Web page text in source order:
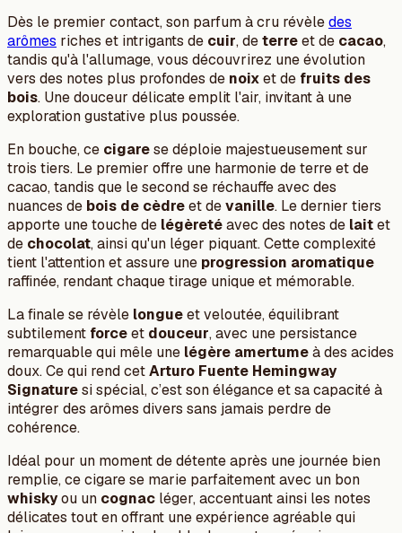
Dès le premier contact, son parfum à cru révèledes
arômes riches et intrigants de cuir, deterreet de cacao,
tandis qu'à l'allumage, vous découvrirez une évolution
vers des notes plus profondes de noixet de fruits des
bois. Une douceur délicate emplit l'air, invitant à une
exploration gustative plus poussée.
En bouche, ce cigarese déploie majestueusement sur
trois tiers. Le premier offre une harmonie de terre et de
cacao, tandis que le second se réchauffe avec des
nuances de bois de cèdreet devanille. Le dernier tiers
apporte une touche de légèretéavec des notes de laitet
de chocolat, ainsi qu'un léger piquant. Cette complexité
tient l'attention et assure une progression aromatique
raffinée, rendant chaque tirage unique et mémorable.
La finale se révèle longueet veloutée, équilibrant
subtilement forceet douceur, avec une persistance
remarquable qui mêle une légère amertumeà des acides
doux. Ce qui rend cetArturo Fuente Hemingway
Signaturesi spécial, c’est son élégance et sa capacité à
intégrer des arômes divers sans jamais perdre de
cohérence.
Idéal pour un moment de détente après une journée bien
remplie, ce cigare se marie parfaitement avec un bon
whiskyou un cognac léger, accentuant ainsi les notes
délicates tout en offrant une expérience agréable qui